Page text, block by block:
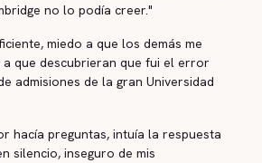
no lo podía creer."
miedo a que los demás me
a que descubrieran que fui el error
admisiones de la gran Universidad
hacía preguntas, intuía la respuesta
silencio, inseguro de mis